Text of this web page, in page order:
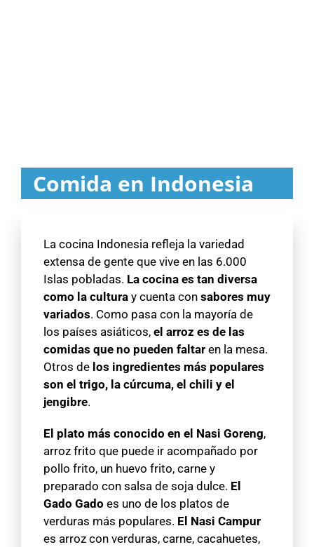
Comida en Indonesia
La cocina Indonesia refleja la variedad
extensa de gente que vive en las 6.000
Islas pobladas. La cocina es tan diversa
como la cultura y cuenta con sabores muy
variados. Como pasa con la mayoría de
los países asiáticos, el arroz es de las
comidas que no pueden faltar en la mesa.
Otros de los ingredientes más populares
son el trigo, la cúrcuma, el chili y el
jengibre.
El plato más conocido en el Nasi Goreng,
arroz frito que puede ir acompañado por
pollo frito, un huevo frito, carne y
preparado con salsa de soja dulce. El
Gado Gado es uno de los platos de
verduras más populares. El Nasi Campur
es arroz con verduras, carne, cacahuetes,